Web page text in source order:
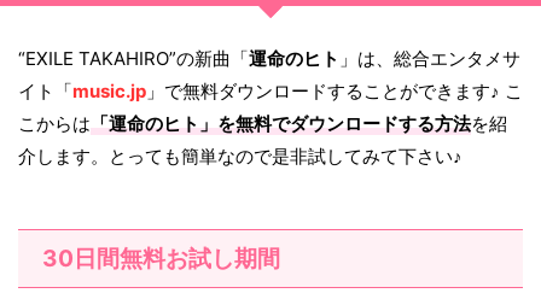
“EXILE TAKAHIRO”の新曲「運命のヒト 」は、総合エンタメサ
イト「music.jp 」で無料ダウンロードすることができます♪ こ
こからは「運命のヒト」を無料でダウンロードする方法を紹
介します。とっても簡単なので是非試してみて下さい♪
30日間無料お試し期間